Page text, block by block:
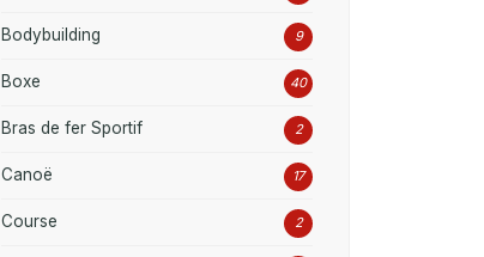
Bodybuilding 9
Boxe 40
Bras de fer Sportif 2
Canoë 17
Course 2